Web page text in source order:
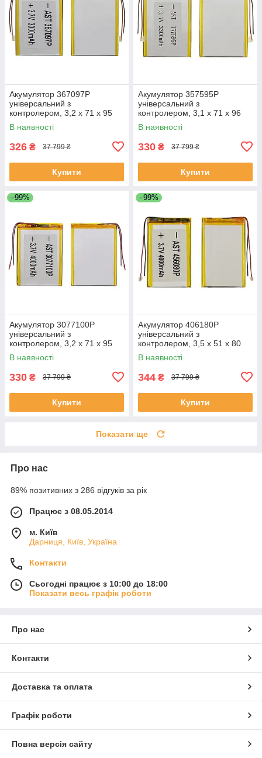
Акумулятор 367097P
універсальний з
контролером, 3,2 х 71 х 95
мм (3000 mAh)/Nomi Corsa
Tablet C070010/Nomi Corsa
В наявності
326 ₴ 37 799 ₴
Купити
Акумулятор 357595P
універсальний з
контролером, 3,1 х 71 х 96
мм (3000 mAh)/ для
смартфона, планшета
В наявності
330 ₴ 37 799 ₴
Купити
–99%
Акумулятор 3077100P
універсальний з
контролером, 3,2 х 71 х 95
мм (3000 mAh)/ для
смартфона, планшета
В наявності
330 ₴ 37 799 ₴
Купити
–99%
Акумулятор 406180P
універсальний з
контролером, 3,5 х 51 х 80
мм (1600 mAh)/ для
смартфона, планшета
В наявності
344 ₴ 37 799 ₴
Купити
Показати ще
Про нас
89% позитивних з 286 відгуків за рік
Працює з 08.05.2014
м. Київ
Дарниця, Київ, Україна
Контакти
Сьогодні працює з 10:00 до 18:00
Показати весь графік роботи
Про нас
Контакти
Доставка та оплата
Графік роботи
Повна версія сайту